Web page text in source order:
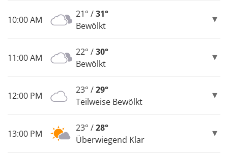
10:00 AM
21° /31°
Bewölkt
11:00 AM
22° /30°
Bewölkt
12:00 PM
23° /29°
Teilweise Bewölkt
13:00 PM
23° /28°
Überwiegend Klar